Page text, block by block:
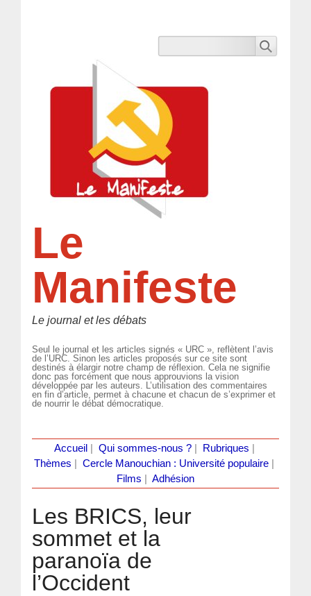
Le
Manifeste
Le journal et les débats
Seul le journal et les articles signés « URC », reflètent l’avis
de l’URC. Sinon les articles proposés sur ce site sont
destinés à élargir notre champ de réflexion. Cela ne signifie
donc pas forcément que nous approuvions la vision
développée par les auteurs. L’utilisation des commentaires
en fin d’article, permet à chacune et chacun de s’exprimer et
de nourrir le débat démocratique.
Accueil Qui sommes-nous ?| Rubriques
Thèmes
Cercle Manouchian : Université populaire
Films
Adhésion
Les BRICS, leur
sommet et la
paranoïa de
l’Occident